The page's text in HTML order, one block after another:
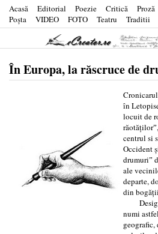
Acasă Editorial Poezie Critică Proză
Poşta
VIDEO FOTO Teatru Traditii
În Europa, la răscruce de
în
locuit de
centrul si
Occident
drumuriˮ
ale
departe,
din
numi
geografic,